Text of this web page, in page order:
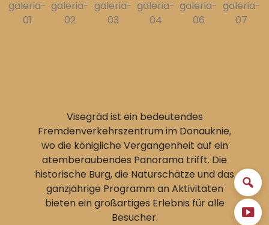
Visegrád ist ein bedeutendes
Fremdenverkehrszentrum im Donauknie,
wo die königliche Vergangenheit auf ein
atemberaubendes Panorama trifft. Die
historische Burg, die Naturschätze und das
ganzjährige Programm an Aktivitäten
bieten ein großartiges Erlebnis für alle
Besucher.